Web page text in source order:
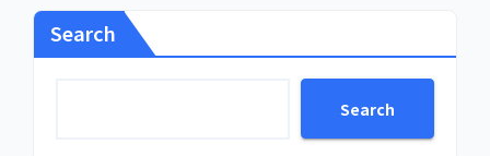
Search
Search